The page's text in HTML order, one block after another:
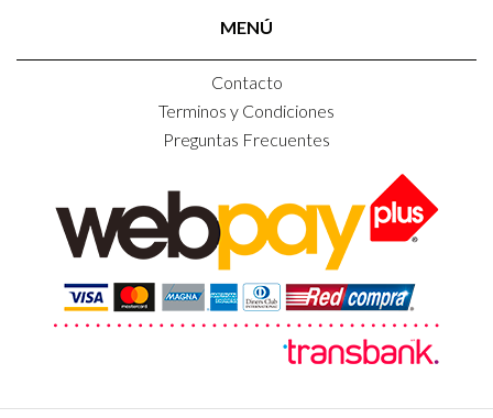
MENÚ
Contacto
Terminos y Condiciones
Preguntas Frecuentes